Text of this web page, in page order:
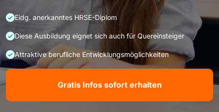
Eidg. anerkanntes HRSE-Diplom
Diese Ausbildung eignet sich auch für Quereinsteiger
Attraktive berufliche Entwicklungsmöglichkeiten
Gratis Infos sofort erhalten